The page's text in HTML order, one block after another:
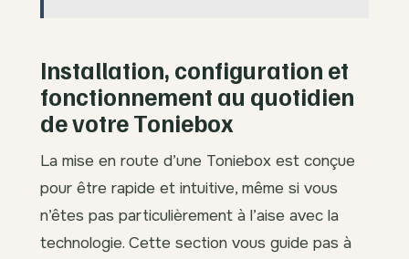
Installation, configuration et
fonctionnement au quotidien
de votre Toniebox
La mise en route d’une Toniebox est conçue
pour être rapide et intuitive, même si vous
n’êtes pas particulièrement à l’aise avec la
technologie. Cette section vous guide pas à